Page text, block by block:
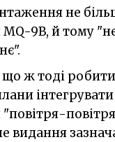
не
9B, й тому
ж тоді робити
"повітря-
видання